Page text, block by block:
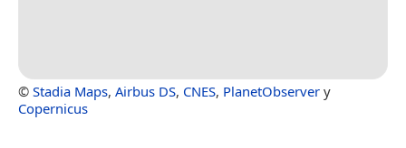
© Stadia Maps, Airbus DS, CNES, PlanetObserver y
Copernicus